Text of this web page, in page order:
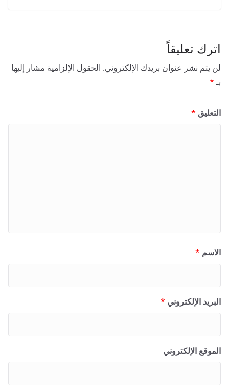
اترك تعليقاً
لن يتم نشر عنوان بريدك الإلكتروني. الحقول الإلزامية مشار إليها
بـ*
التعليق *
الاسم *
البريد الإلكتروني *
الموقع الإلكتروني